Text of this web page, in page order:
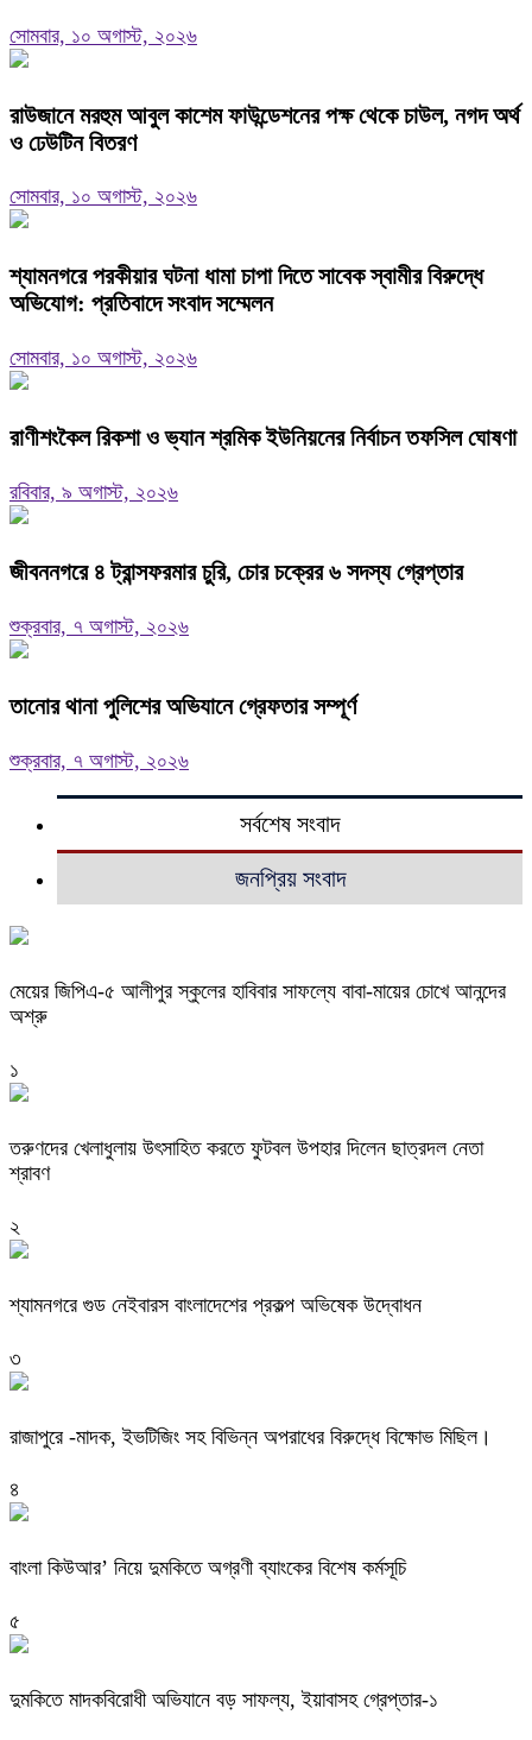
সোমবার, ১০ অগাস্ট, ২০২৬
রাউজানে মরহুম আবুল কাশেম ফাউন্ডেশনের পক্ষ থেকে চাউল, নগদ অর্থ
ও ঢেউটিন বিতরণ
সোমবার, ১০ অগাস্ট, ২০২৬
শ্যামনগরে পরকীয়ার ঘটনা ধামা চাপা দিতে সাবেক স্বামীর বিরুদ্ধে
অভিযোগ: প্রতিবাদে সংবাদ সম্মেলন
সোমবার, ১০ অগাস্ট, ২০২৬
রাণীশংকৈল রিকশা ও ভ্যান শ্রমিক ইউনিয়নের নির্বাচন তফসিল ঘোষণা
রবিবার, ৯ অগাস্ট, ২০২৬
জীবননগরে ৪ ট্রান্সফরমার চুরি, চোর চক্রের ৬ সদস্য গ্রেপ্তার
শুক্রবার, ৭ অগাস্ট, ২০২৬
তানোর থানা পুলিশের অভিযানে গ্রেফতার সম্পূর্ণ
শুক্রবার, ৭ অগাস্ট, ২০২৬
সর্বশেষ সংবাদ
জনপ্রিয় সংবাদ
মেয়ের জিপিএ-৫ আলীপুর স্কুলের হাবিবার সাফল্যে বাবা-মায়ের চোখে আনন্দের
অশ্রু
১
তরুণদের খেলাধুলায় উৎসাহিত করতে ফুটবল উপহার দিলেন ছাত্রদল নেতা
শ্রাবণ
২
শ্যামনগরে গুড নেইবারস বাংলাদেশের প্রকল্প অভিষেক উদ্বোধন
৩
রাজাপুরে -মাদক, ইভটিজিং সহ বিভিন্ন অপরাধের বিরুদ্ধে বিক্ষোভ মিছিল।
৪
‎বাংলা কিউআর’ নিয়ে দুমকিতে অগ্রণী ব্যাংকের বিশেষ কর্মসূচি
৫
দুমকিতে মাদকবিরোধী অভিযানে বড় সাফল্য, ইয়াবাসহ গ্রেপ্তার-১